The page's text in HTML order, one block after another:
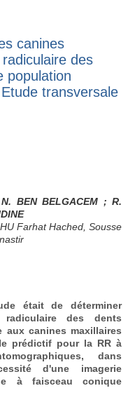
canines
des
population
transversale
BEN BELGACEM ; R.
Farhat Hached, Sousse
était de déterminer
des dents
aux canines maxillaires
prédictif pour la RR à
dans
d'une imagerie
à faisceau conique